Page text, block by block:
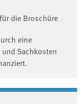
die Broschüre
eine
und Sachkosten